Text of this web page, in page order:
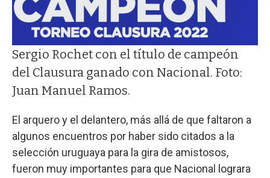
Sergio Rochet con el título de campeón
del Clausura ganado con Nacional. Foto:
Juan Manuel Ramos.
El arquero y el delantero, más allá de que faltaron a
algunos encuentros por haber sido citados a la
selección uruguaya para la gira de amistosos,
fueron muy importantes para que Nacional lograra